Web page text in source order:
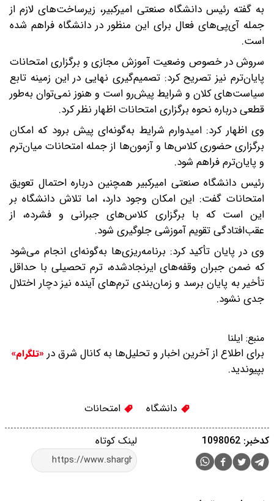
به گفته رئیس دانشگاه صنعتی امیرکبیر، زیرساخت‌های لازم از
جمله آی‌پی‌های فعال برای این منظور در دانشگاه فراهم شده
است.
سروش در خصوص وضعیت آموزش مجازی و برگزاری امتحانات
پایان‌ترم نیز تصریح کرد: تصمیم‌گیری نهایی در این زمینه تابع
سیاست‌های کلان و شرایط پیش‌رو است و هنوز نمی‌توان به‌طور
قطعی درباره نحوه برگزاری امتحانات اظهار نظر کرد.
وی اظهار کرد: امیدوارم شرایط به‌گونه‌ای پیش برود که امکان
برگزاری حضوری کلاس‌ها و آزمون‌ها از جمله امتحانات میان‌ترم
و پایان‌ترم فراهم شود.
رئیس دانشگاه صنعتی امیرکبیر همچنین درباره احتمال تعویق
امتحانات گفت: این امکان وجود دارد، اما تلاش دانشگاه بر
این است که با برگزاری کلاس‌های جبرانی و فشرده، از
عقب‌افتادگی تقویم آموزشی جلوگیری شود.
وی در پایان تأکید کرد: برنامه‌ریزی‌ها به‌گونه‌ای انجام می‌شود
که ضمن جبران وقفه‌های ایرنجادشده، ترم تحصیلی با حداقل
تأخیر به پایان برسد و زمان‌بندی ترم‌های آینده نیز دچار اختلال
جدی نشود.
منبع: ایلنا
برای اطلاع از آخرین اخبار و تحلیل‌ها به کانال شرق در «تلگرام»
بپیوندید.
دانشگاه امتحانات
لینک کوتاه کدخبر: 1098062